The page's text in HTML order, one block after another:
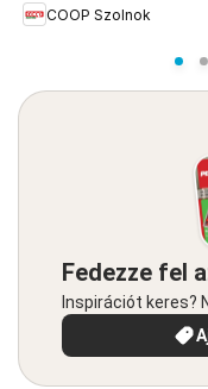
COOP Szolnok
Fedezze fel
Inspirációt keres?